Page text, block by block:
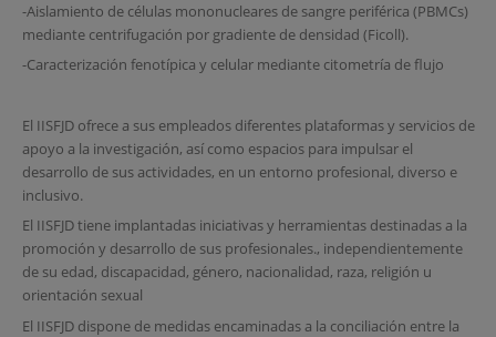
-Aislamiento de células mononucleares de sangre periférica (PBMCs)
mediante centrifugación por gradiente de densidad (Ficoll).
-Caracterización fenotípica y celular mediante citometría de flujo
El IISFJD ofrece a sus empleados diferentes plataformas y servicios de
apoyo a la investigación, así como espacios para impulsar el
desarrollo de sus actividades, en un entorno profesional, diverso e
inclusivo.
El IISFJD tiene implantadas iniciativas y herramientas destinadas a la
promoción y desarrollo de sus profesionales., independientemente
de su edad, discapacidad, género, nacionalidad, raza, religión u
orientación sexual
El IISFJD dispone de medidas encaminadas a la conciliación entre la